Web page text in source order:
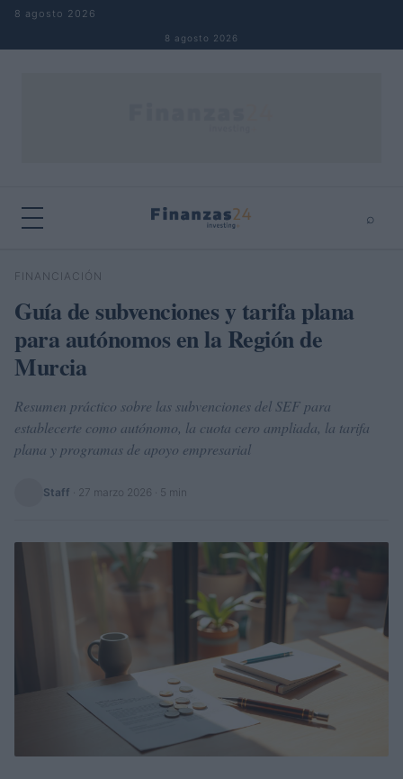
Saltar al contenido
8 agosto 2026
8 agosto 2026
⌕
Buscar
FINANCIACIÓN
Guía de subvenciones y tarifa plana
para autónomos en la Región de
Murcia
Resumen práctico sobre las subvenciones del SEF para
establecerte como autónomo, la cuota cero ampliada, la tarifa
plana y programas de apoyo empresarial
Staff 27 marzo 2026 · 5 min